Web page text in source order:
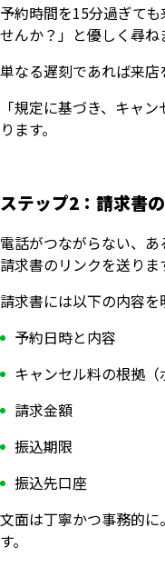
予約時間を15分過ぎて
せんか？」と優しく尋ね
単なる遅刻であれば来
「規定に基づき、キャ
ります。
ステップ2：請求書
電話がつながらない、
請求書のリンクを送りま
請求書には以下の内容を
予約日時と内容
キャンセル料の根拠（
請求金額
振込期限
振込先口座
文面は丁寧かつ事務的
す。